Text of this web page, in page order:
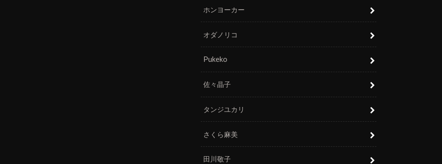
ホンヨーカー
オダノリコ
Pukeko
佐々晶子
タンジユカリ
さくら麻美
田川敬子